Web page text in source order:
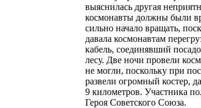
выяснилась другая
космонавты должны были
сильно начало вращать,
давала космонавтам
кабель, соединявший
лесу. Две ночи провели
не могли, поскольку при
развели огромный костер,
9 километров. Участника
Героя Советского Союза.